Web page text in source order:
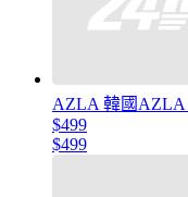
AZLA 韓國AZLA
$499
$499